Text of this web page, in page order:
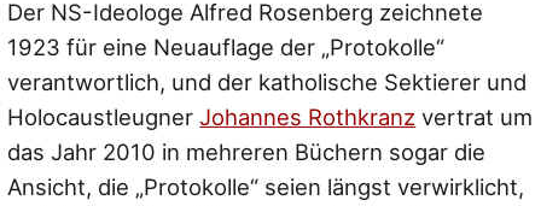
Der NS-Ideologe Alfred Rosenberg zeichnete
1923 für eine Neuauflage der „Protokolle“
verantwortlich, und der katholische Sektierer und
HolocaustleugnerJohannes Rothkranz vertrat um
das Jahr 2010 in mehreren Büchern sogar die
Ansicht, die „Protokolle“ seien längst verwirklicht,